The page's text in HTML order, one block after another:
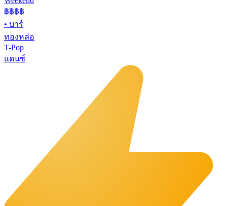
฿฿฿฿
• บาร์
ทองหล่อ
T-Pop
แดนซ์